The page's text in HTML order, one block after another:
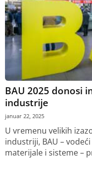
BAU 2025 donosi
industrije
januar 22, 2025
U vremenu velikih
industriji, BAU –
materijale i sisteme –